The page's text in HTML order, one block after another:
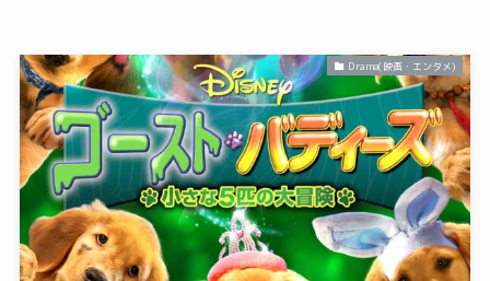
Drama(映画・エンタメ)